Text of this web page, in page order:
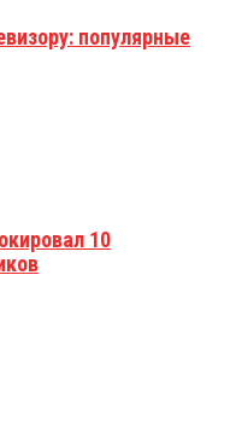
популярные
10